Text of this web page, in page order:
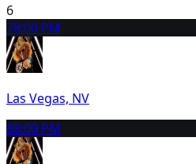
6
78:00 PM
Las Vegas, NV
88:00 PM